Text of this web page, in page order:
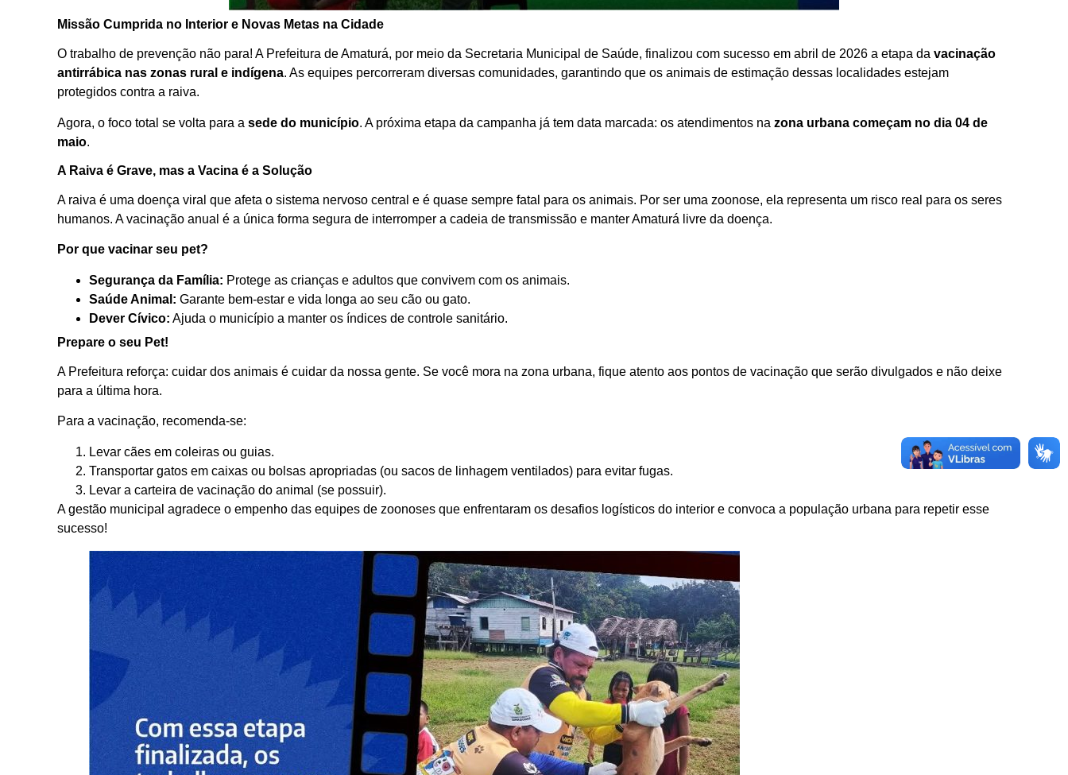
Missão Cumprida no Interior e Novas Metas na Cidade
O trabalho de prevenção não para! A Prefeitura de Amaturá, por meio da Secretaria Municipal de Saúde, finalizou com sucesso em abril de 2026 a etapa da vacinação
antirrábica nas zonas rural e indígena. As equipes percorreram diversas comunidades, garantindo que os animais de estimação dessas localidades estejam
protegidos contra a raiva.
Agora, o foco total se volta para a sede do município. A próxima etapa da campanha já tem data marcada: os atendimentos na zona urbana começam no dia 04 de
maio.
A Raiva é Grave, mas a Vacina é a Solução
A raiva é uma doença viral que afeta o sistema nervoso central e é quase sempre fatal para os animais. Por ser uma zoonose, ela representa um risco real para os seres
humanos. A vacinação anual é a única forma segura de interromper a cadeia de transmissão e manter Amaturá livre da doença.
Por que vacinar seu pet?
Segurança da Família: Protege as crianças e adultos que convivem com os animais.
Saúde Animal: Garante bem-estar e vida longa ao seu cão ou gato.
Dever Cívico: Ajuda o município a manter os índices de controle sanitário.
Prepare o seu Pet!
A Prefeitura reforça: cuidar dos animais é cuidar da nossa gente. Se você mora na zona urbana, fique atento aos pontos de vacinação que serão divulgados e não deixe
para a última hora.
Para a vacinação, recomenda-se:
Levar cães em coleiras ou guias.
Transportar gatos em caixas ou bolsas apropriadas (ou sacos de linhagem ventilados) para evitar fugas.
Levar a carteira de vacinação do animal (se possuir).
A gestão municipal agradece o empenho das equipes de zoonoses que enfrentaram os desafios logísticos do interior e convoca a população urbana para repetir esse
sucesso!